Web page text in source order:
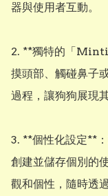
器與使用者互動。
2. **獨特的「
摸頭部、觸碰鼻子
過程，讓狗狗展現
3. **個性化設定**
創建並儲存個別的
觀和個性，隨時透